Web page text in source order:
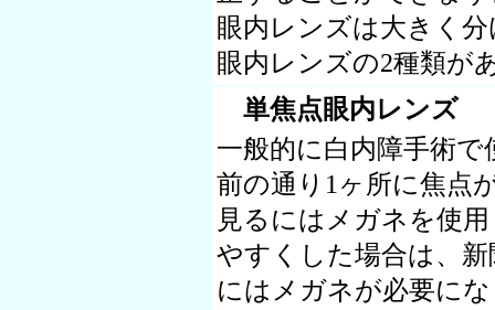
眼内レンズは大きく
眼内レンズの2種類が
単焦点眼内レンズ
一般的に白内障手術
前の通り1ヶ所に焦点
見るにはメガネを使
やすくした場合は、
にはメガネが必要に